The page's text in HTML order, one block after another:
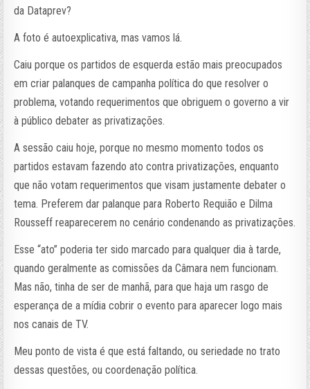
da Dataprev?
A foto é autoexplicativa, mas vamos lá.
Caiu porque os partidos de esquerda estão mais preocupados
em criar palanques de campanha política do que resolver o
problema, votando requerimentos que obriguem o governo a vir
à público debater as privatizações.
A sessão caiu hoje, porque no mesmo momento todos os
partidos estavam fazendo ato contra privatizações, enquanto
que não votam requerimentos que visam justamente debater o
tema. Preferem dar palanque para Roberto Requião e Dilma
Rousseff reaparecerem no cenário condenando as privatizações.
Esse “ato” poderia ter sido marcado para qualquer dia à tarde,
quando geralmente as comissões da Câmara nem funcionam.
Mas não, tinha de ser de manhã, para que haja um rasgo de
esperança de a mídia cobrir o evento para aparecer logo mais
nos canais de TV.
Meu ponto de vista é que está faltando, ou seriedade no trato
dessas questões, ou coordenação política.